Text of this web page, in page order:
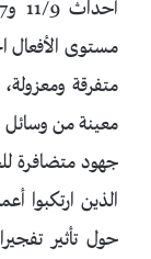
مستوى الأفعال
متفرقة ومعزولة،
معينة من وسائل
جهود متضافرة
الذين ارتكبوا